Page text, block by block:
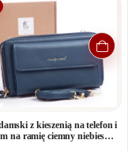
z kieszenią na telefon i
na ramię ciemny niebieski